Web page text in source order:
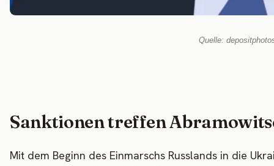
Quelle:
Sanktionen treffen
Mit dem Beginn des Einmarschs Russlands in die